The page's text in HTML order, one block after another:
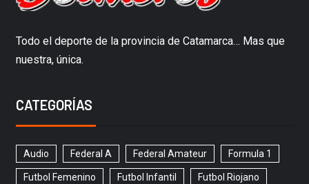
Todo el deporte de la provincia de Catamarca… Mas que
nuestra, única.
CATEGORÍAS
Audio Federal A Federal Amateur Formula 1
Futbol Femenino Futbol Infantil Futbol Riojano